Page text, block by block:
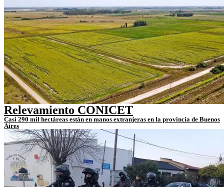
Relevamiento CONICET
Casi 290 mil hectáreas están en manos extranjeras en la provincia de Buenos
Aires